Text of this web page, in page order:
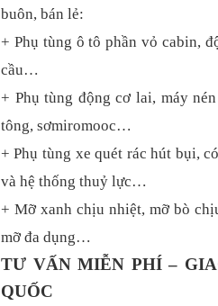
buôn, bán lẻ:
+ Phụ tùng ô tô phần vỏ cabin,
cầu…
+ Phụ tùng động cơ lai, máy
tông, sơmiromooc…
+ Phụ tùng xe quét rác hút bụi,
và hệ thống thuỷ lực…
+ Mỡ xanh chịu nhiệt, mỡ bò
mỡ đa dụng…
TƯ VẤN MIỄN PHÍ –
QUỐC